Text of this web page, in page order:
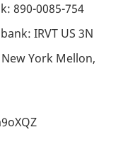
890-0085-754
IRVT US 3N
York Mellon,